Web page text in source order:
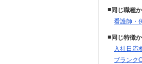
同じ職種
看護師・
同じ特徴
入社日応
ブランク